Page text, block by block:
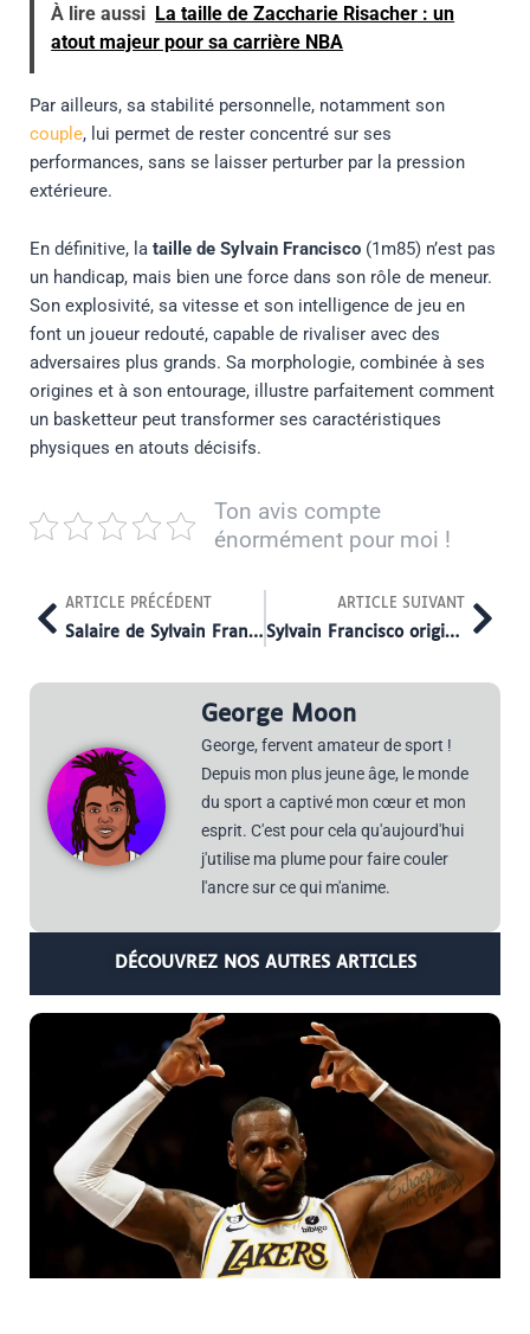
À lire aussi La taille de Zaccharie Risacher : un
atout majeur pour sa carrière NBA
Par ailleurs, sa stabilité personnelle, notamment son
couple, lui permet de rester concentré sur ses
performances, sans se laisser perturber par la pression
extérieure.
En définitive, la taille de Sylvain Francisco(1m85) n’est pas
un handicap, mais bien une force dans son rôle de meneur.
Son explosivité, sa vitesse et son intelligence de jeu en
font un joueur redouté, capable de rivaliser avec des
adversaires plus grands. Sa morphologie, combinée à ses
origines et à son entourage, illustre parfaitement comment
un basketteur peut transformer ses caractéristiques
physiques en atouts décisifs.
Ton avis compte
énormément pour moi !
ARTICLE PRÉCÉDENT
Salaire de Sylvain Francisco : combien gagne-t-il en 2025 ?
ARTICLE SUIVANT
Sylvain Francisco origine : un héritage multiculturel au service du basket
George Moon
George, fervent amateur de sport !
Depuis mon plus jeune âge, le monde
du sport a captivé mon cœur et mon
esprit. C'est pour cela qu'aujourd'hui
j'utilise ma plume pour faire couler
l'ancre sur ce qui m'anime.
DÉCOUVREZ NOS AUTRES ARTICLES